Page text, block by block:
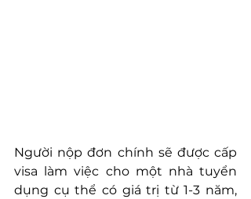
Người nộp đơn chính sẽ được cấp
visa làm việc cho một nhà tuyển
dụng cụ thể có giá trị từ 1-3 năm,